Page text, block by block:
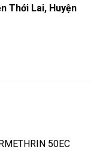
Thới Lai, Huyện
50EC